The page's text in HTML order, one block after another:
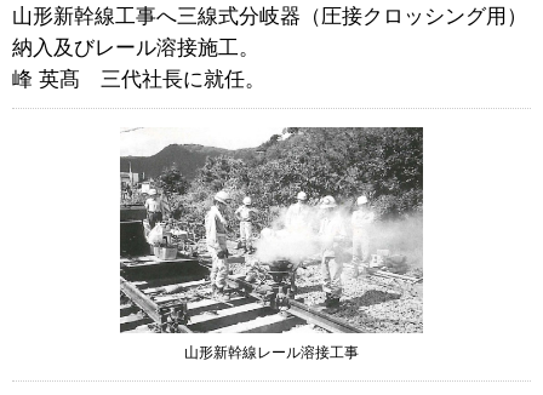
山形新幹線工事へ三線式分岐器（圧接クロッシング用）
納入及びレール溶接施工。
峰 英髙 三代社長に就任。
山形新幹線レール溶接工事